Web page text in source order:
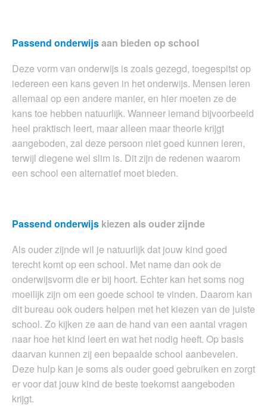
Passend onderwijsaan bieden op school
Deze vorm van onderwijs is zoals gezegd, toegespitst op
iedereen een kans geven in het onderwijs. Mensen leren
allemaal op een andere manier, en hier moeten ze de
kans toe hebben natuurlijk. Wanneer iemand bijvoorbeeld
heel praktisch leert, maar alleen maar theorie krijgt
aangeboden, zal deze persoon niet goed kunnen leren,
terwijl diegene wel slim is. Dit zijn de redenen waarom
een school een alternatief moet bieden.
Passend onderwijs kiezen als ouder zijnde
Als ouder zijnde wil je natuurlijk dat jouw kind goed
terecht komt op een school. Met name dan ook de
onderwijsvorm die er bij hoort. Echter kan het soms nog
moeilijk zijn om een goede school te vinden. Daarom kan
dit bureau ook ouders helpen met het kiezen van de juiste
school. Zo kijken ze aan de hand van een aantal vragen
naar hoe het kind leert en wat het nodig heeft. Op basis
daarvan kunnen zij een bepaalde school aanbevelen.
Deze hulp kan je soms als ouder goed gebruiken en zorgt
er voor dat jouw kind de beste toekomst aangeboden
krijgt.